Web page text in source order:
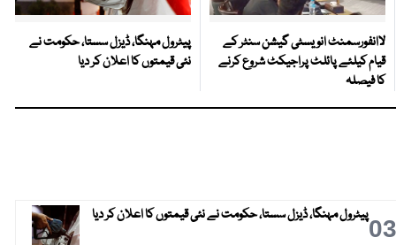
لاانفورسمنٹ انویسٹی گیشن سنٹر کے
قیام کیلئے پائلٹ پراجیکٹ شروع کرنے
کا فیصلہ
پیٹرول مہنگا، ڈیزل سستا، حکومت نے
نئی قیمتوں کا اعلان کر دیا
03پیٹرول مہنگا، ڈیزل سستا، حکومت نے نئی قیمتوں کا اعلان کر دیا